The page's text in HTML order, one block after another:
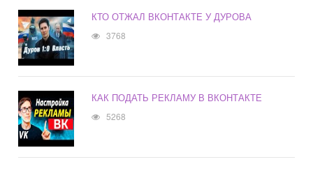
КТО ОТЖАЛ ВКОНТАКТЕ У ДУРОВА
3768
КАК ПОДАТЬ РЕКЛАМУ В ВКОНТАКТЕ
5268